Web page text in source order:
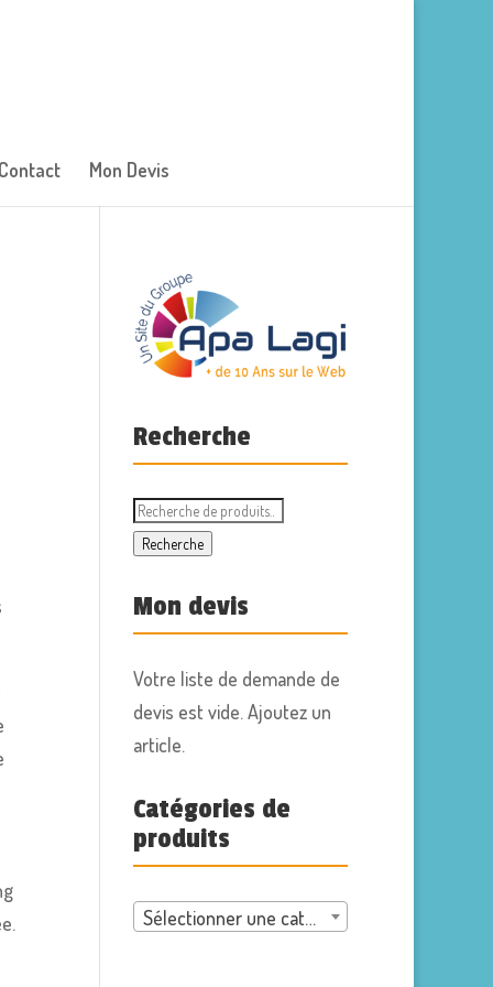
Contact Mon Devis
Recherche
Recherche
pour :
Recherche
Mon devis
Votre liste de demande de
devis est vide. Ajoutez un
article.
Catégories de
produits
Sélectionner une catégorie